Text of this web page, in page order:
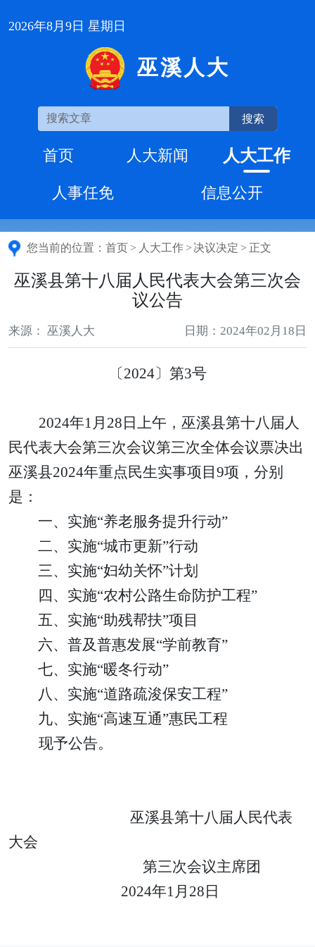
2026年8月9日 星期日
巫溪人大
搜索
首页 人大新闻 人大工作
人事任免 信息公开
您当前的位置： 首页 > 人大工作 > 决议决定 > 正文
巫溪县第十八届人民代表大会第三次会
议公告
来源： 巫溪人大 日期：2024年02月18日
〔2024〕第3号
2024年1月 28 日上午， 巫溪县第十八届人
民代表大会第三次会议第三次全体会议票决出
巫溪县2024年重点民生实事项目9项 ， 分别
是：
一、 实施“养老服务提升行动”
二、 实施“城市更新”行动
三、 实施“妇幼关怀”计划
四、 实施“农村公路生命防护工程”
五、 实施“助残帮扶”项目
六、 普及普惠发展“学前教育”
七、 实施“暖冬行动”
八、 实施“道路疏浚保安工程”
九、 实施“高速互通”惠民工程
现予公告。
巫溪县第十八届人民代表
大会
第三次会议主席团
2024年1月 28 日